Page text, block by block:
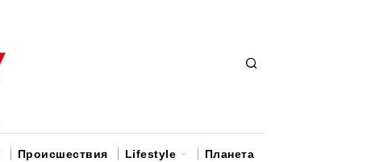
Происшествия Lifestyle Планета